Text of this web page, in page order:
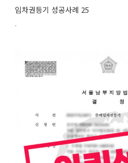
임차권등기 성공사례 25
.